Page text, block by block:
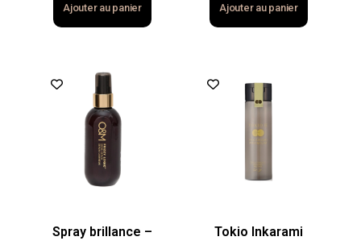
Ajouter au panier Ajouter au panier
Spray brillance –
Tokio Inkarami